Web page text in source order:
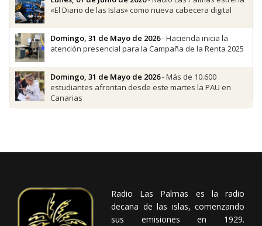
«El Diario de las Islas» como nueva cabecera digital
Domingo, 31 de Mayo de 2026- Hacienda inicia la
atención presencial para la Campaña de la Renta 2025
Domingo, 31 de Mayo de 2026- Más de 10.600
estudiantes afrontan desde este martes la PAU en
Canarias
Radio Las Palmas es la radio
decana de las islas, comenzando
sus emisiones en 1929.